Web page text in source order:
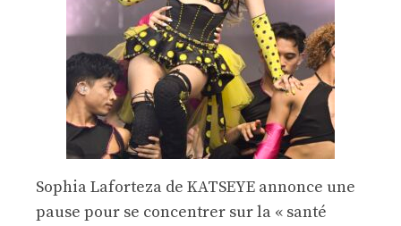
Sophia Laforteza de KATSEYE annonce une
pause pour se concentrer sur la « santé